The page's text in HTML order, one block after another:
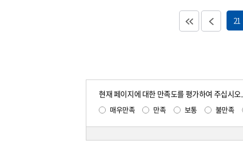
21
현재 페이지에 대한 만족도를 평가하여 주십시오.
매우만족 만족 보통 불만족